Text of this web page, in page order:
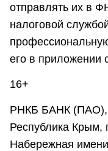
отправлять их в
налоговой
его в приложении
16+
РНКБ БАНК (ПАО),
Республика Крым,
Набережная